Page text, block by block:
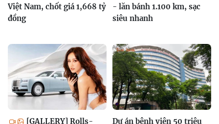
Việt Nam, chốt giá 1,668 tỷ
đồng
- lăn bánh 1.100 km, sạc
siêu nhanh
[GALLERY] Rolls-
Dự án bệnh viện 50 triệu